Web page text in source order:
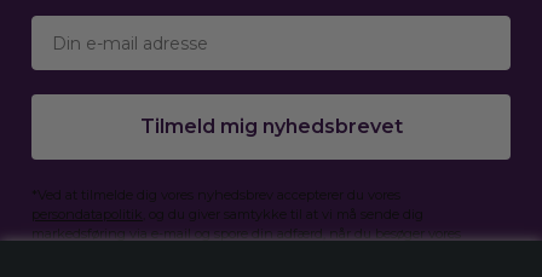
Email
Tilmeld mig nyhedsbrevet
*Ved at tilmelde dig vores nyhedsbrev accepterer du vores
persondatapolitik
, og du giver samtykke til at vi må sende dig
markedsføring via e-mail og spore din adfærd, når du besøger vores